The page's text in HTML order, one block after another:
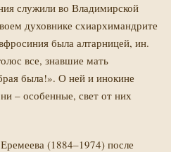
служили во Владимирской
духовнике схиархимандрите
была алтарницей, ин.
все, знавшие мать
была!». О ней и инокине
– особенные, свет от них
(1884–1974) после